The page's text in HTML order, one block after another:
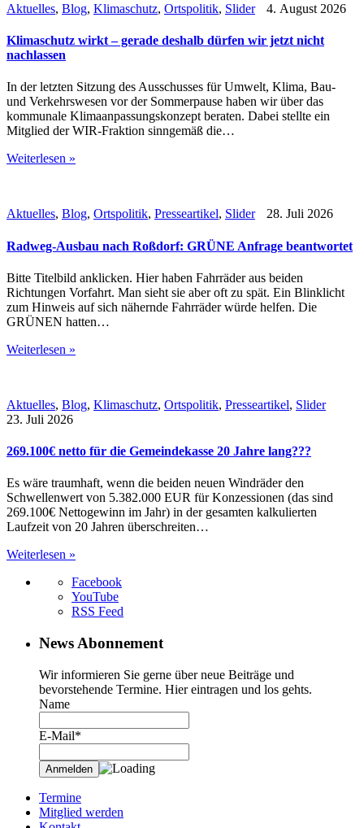
Aktuelles, Blog, Klimaschutz, Ortspolitik, Slider 4. August 2026
Klimaschutz wirkt – gerade deshalb dürfen wir jetzt nicht
nachlassen
In der letzten Sitzung des Ausschusses für Umwelt, Klima, Bau-
und Verkehrswesen vor der Sommerpause haben wir über das
kommunale Klimaanpassungskonzept beraten. Dabei stellte ein
Mitglied der WIR-Fraktion sinngemäß die…
Weiterlesen »
Aktuelles, Blog, Ortspolitik, Presseartikel, Slider 28. Juli 2026
Radweg-Ausbau nach Roßdorf: GRÜNE Anfrage beantwortet
Bitte Titelbild anklicken. Hier haben Fahrräder aus beiden
Richtungen Vorfahrt. Man sieht sie aber oft zu spät. Ein Blinklicht
zum Hinweis auf sich nähernde Fahrräder würde helfen. Die
GRÜNEN hatten…
Weiterlesen »
Aktuelles, Blog, Klimaschutz, Ortspolitik, Presseartikel, Slider
23. Juli 2026
269.100€ netto für die Gemeindekasse 20 Jahre lang???
Es wäre traumhaft, wenn die beiden neuen Windräder den
Schwellenwert von 5.382.000 EUR für Konzessionen (das sind
269.100€ Nettogewinn im Jahr) in der gesamten kalkulierten
Laufzeit von 20 Jahren überschreiten…
Weiterlesen »
Facebook
YouTube
RSS Feed
News Abonnement
Wir informieren Sie gerne über neue Beiträge und
bevorstehende Termine. Hier eintragen und los gehts.
Name
E-Mail*
Termine
Mitglied werden